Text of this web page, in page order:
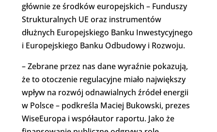
głównie ze środków europejskich – Funduszy
Strukturalnych UE oraz instrumentów
dłużnych Europejskiego Banku Inwestycyjnego
i Europejskiego Banku Odbudowy i Rozwoju.
– Zebrane przez nas dane wyraźnie pokazują,
że to otoczenie regulacyjne miało największy
wpływ na rozwój odnawialnych źródeł energii
w Polsce – podkreśla Maciej Bukowski, prezes
WiseEuropa i współautor raportu. Jako że